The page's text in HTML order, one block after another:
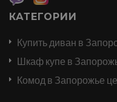
КАТЕГОРИИ
Купить диван в
Шкаф купе в
Комод в Запорожье